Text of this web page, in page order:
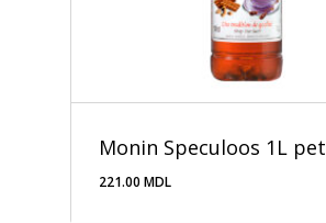
Monin Speculoos 1L pet
221.00 MDL